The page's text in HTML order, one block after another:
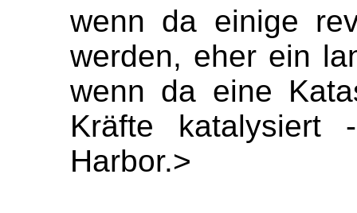
wenn da einige
werden, eher ein
wenn da eine
Kräfte
Harbor.>